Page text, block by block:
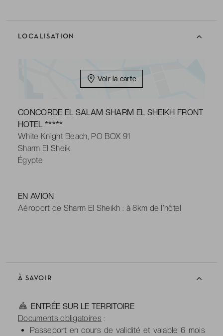
LOCALISATION
Voir la carte
CONCORDE EL SALAM SHARM EL SHEIKH FRONT
HOTEL *****
White Knight Beach, PO BOX 91
Sharm El Sheik
Égypte
EN AVION
Aéroport de Sharm El Sheikh : à 8km de l’hôtel
À SAVOIR
ENTRÉE SUR LE TERRITOIRE
Documents obligatoires :
Passeport en cours de validité et valable 6 mois